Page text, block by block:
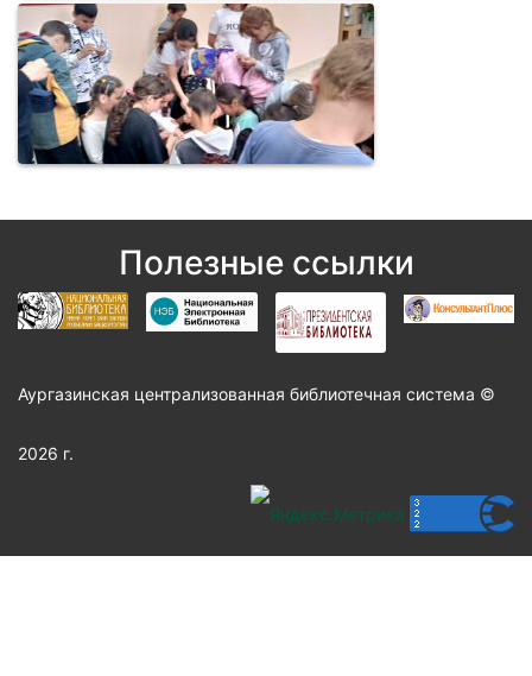
Полезные ссылки
Аургазинская централизованная библиотечная система ©
2026 г.